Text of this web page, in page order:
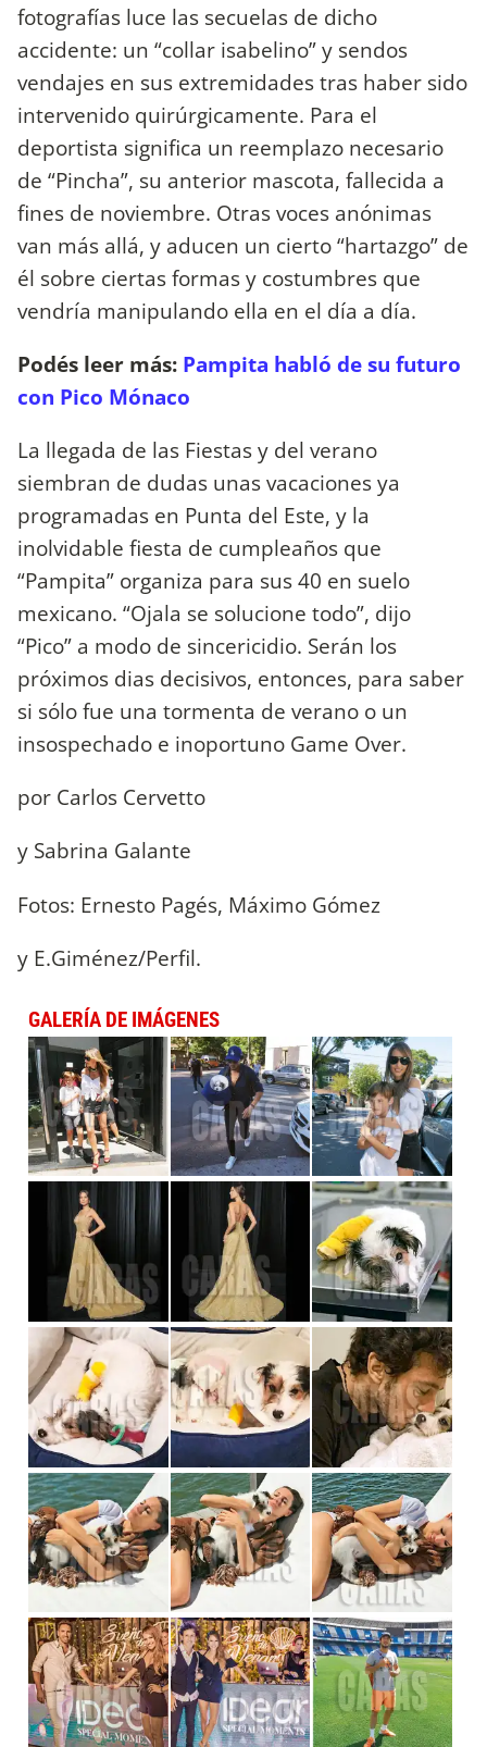
fotografías luce las secuelas de dicho
accidente: un “collar isabelino” y sendos
vendajes en sus extremidades tras haber sido
intervenido quirúrgicamente. Para el
deportista significa un reemplazo necesario
de “Pincha”, su anterior mascota, fallecida a
fines de noviembre. Otras voces anónimas
van más allá, y aducen un cierto “hartazgo” de
él sobre ciertas formas y costumbres que
vendría manipulando ella en el día a día.
Podés leer más: Pampita habló de su futuro
con Pico Mónaco
La llegada de las Fiestas y del verano
siembran de dudas unas vacaciones ya
programadas en Punta del Este, y la
inolvidable fiesta de cumpleaños que
“Pampita” organiza para sus 40 en suelo
mexicano. “Ojala se solucione todo”, dijo
“Pico” a modo de sincericidio. Serán los
próximos dias decisivos, entonces, para saber
si sólo fue una tormenta de verano o un
insospechado e inoportuno Game Over.
por Carlos Cervetto
y Sabrina Galante
Fotos: Ernesto Pagés, Máximo Gómez
y E.Giménez/Perfil.
GALERÍA DE IMÁGENES